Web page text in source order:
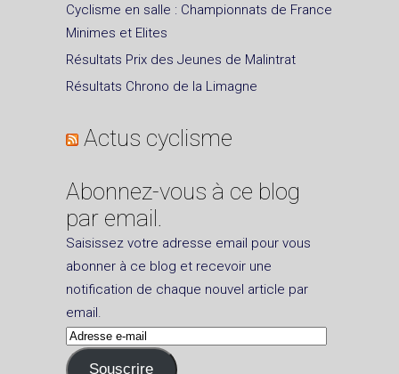
Cyclisme en salle : Championnats de France
Minimes et Elites
Résultats Prix des Jeunes de Malintrat
Résultats Chrono de la Limagne
Actus cyclisme
Abonnez-vous à ce blog
par email.
Saisissez votre adresse email pour vous
abonner à ce blog et recevoir une
notification de chaque nouvel article par
email.
Adresse
e-
Souscrire